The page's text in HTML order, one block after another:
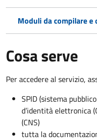
Moduli da compilare e
Cosa serve
Per accedere al servizio,
SPID (sistema
d’identità elettronica
(CNS)
tutta la